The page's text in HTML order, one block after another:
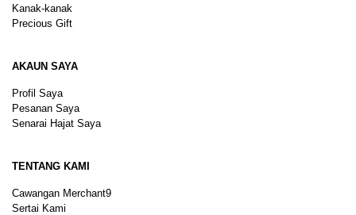
Kanak-kanak
Precious Gift
AKAUN SAYA
Profil Saya
Pesanan Saya
Senarai Hajat Saya
TENTANG KAMI
Cawangan Merchant9
Sertai Kami